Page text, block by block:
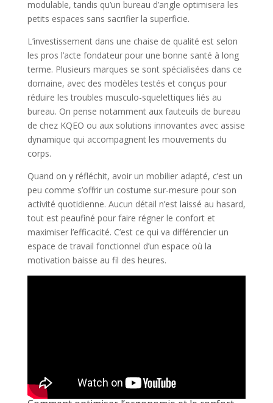
modulable, tandis qu’un bureau d’angle optimisera les
petits espaces sans sacrifier la superficie.
L’investissement dans une chaise de qualité est selon
les pros l’acte fondateur pour une bonne santé à long
terme. Plusieurs marques se sont spécialisées dans ce
domaine, avec des modèles testés et conçus pour
réduire les troubles musculo-squelettiques liés au
bureau. On pense notamment aux fauteuils de bureau
de chez KQEO ou aux solutions innovantes avec assise
dynamique qui accompagnent les mouvements du
corps.
Quand on y réfléchit, avoir un mobilier adapté, c’est un
peu comme s’offrir un costume sur-mesure pour son
activité quotidienne. Aucun détail n’est laissé au hasard,
tout est peaufiné pour faire régner le confort et
maximiser l’efficacité. C’est ce qui va différencier un
espace de travail fonctionnel d’un espace où la
motivation baisse au fil des heures.